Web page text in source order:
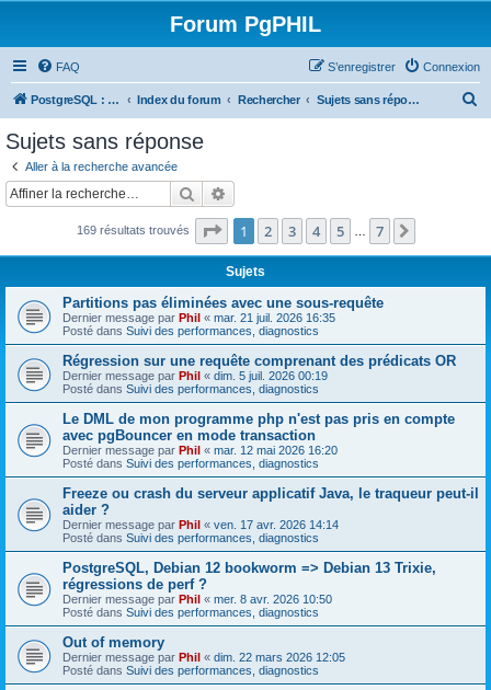
Forum PgPHIL
FAQ Connexion
S’enregistrer
PostgreSQL : SGBD libre, puissant et complet Index du forum Rechercher Sujets sans réponse
c
Sujets sans réponse
Aller à la recherche avancée
Rechercher
169 résultats trouvés Page 1sur7
1 2 3 4 5 7
Sujets
Partitions pas éliminées avec une sous-requête
Dernier message par Phil « mar. 21 juil. 2026 16:35
Posté dans Suivi des performances, diagnostics
Régression sur une requête comprenant des prédicats OR
Dernier message par Phil « dim. 5 juil. 2026 00:19
Posté dans Suivi des performances, diagnostics
Le DML de mon programme php n'est pas pris en compte
avec pgBouncer en mode transaction
Dernier message par Phil « mar. 12 mai 2026 16:20
Posté dans Suivi des performances, diagnostics
Freeze ou crash du serveur applicatif Java, le traqueur peut-il
aider ?
Dernier message par Phil « ven. 17 avr. 2026 14:14
Posté dans Suivi des performances, diagnostics
PostgreSQL, Debian 12 bookworm => Debian 13 Trixie,
régressions de perf ?
Dernier message par Phil « mer. 8 avr. 2026 10:50
Posté dans Suivi des performances, diagnostics
Out of memory
Dernier message par Phil « dim. 22 mars 2026 12:05
Posté dans Suivi des performances, diagnostics